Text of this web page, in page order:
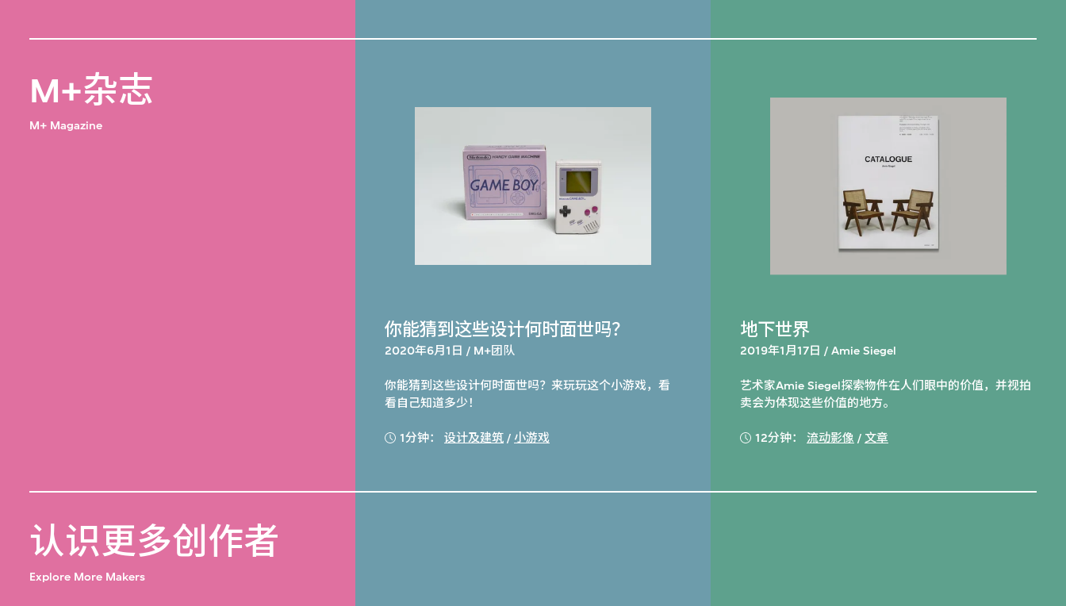
M+杂志
M+ Magazine
你能猜到这些设计何时面世吗？
2020年6月1日 / M+团队
你能猜到这些设计何时面世吗？来玩玩这个小游戏，看
看自己知道多少！
1分钟： 设计及建筑/ 小游戏
地下世界
2019年1月17日 / Amie Siegel
艺术家Amie Siegel探索物件在人们眼中的价值，并视拍
卖会为体现这些价值的地方。
12分钟： 流动影像 / 文章
认识更多创作者
Explore More Makers